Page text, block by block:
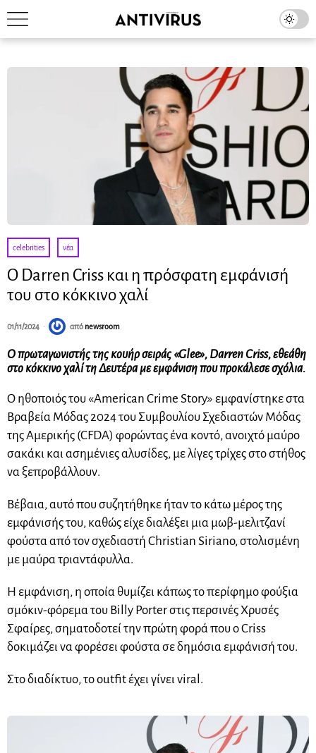
celebrities · νέα
Ο Darren Criss και η πρόσφατη εμφάνισή
του στο κόκκινο χαλί
01/11/2024 από newsroom
Ο πρωταγωνιστής της κουήρ σειράς «Glee», Darren Criss, εθεάθη
στο κόκκινο χαλί τη Δευτέρα με εμφάνιση που προκάλεσε σχόλια.
Ο ηθοποιός του «American Crime Story» εμφανίστηκε στα
Βραβεία Μόδας 2024 του Συμβουλίου Σχεδιαστών Μόδας
της Αμερικής (CFDA) φορώντας ένα κοντό, ανοιχτό μαύρο
σακάκι και ασημένιες αλυσίδες, με λίγες τρίχες στο στήθος
να ξεπροβάλλουν.
Βέβαια, αυτό που συζητήθηκε ήταν το κάτω μέρος της
εμφάνισής του, καθώς είχε διαλέξει μια μωβ-μελιτζανί
φούστα από τον σχεδιαστή Christian Siriano, στολισμένη
με μαύρα τριαντάφυλλα.
Η εμφάνιση, η οποία θυμίζει κάπως το περίφημο φούξια
σμόκιν-φόρεμα του Billy Porter στις περσινές Χρυσές
Σφαίρες, σηματοδοτεί την πρώτη φορά που ο Criss
δοκιμάζει να φορέσει φούστα σε δημόσια εμφάνισή του.
Στο διαδίκτυο, το outfit έχει γίνει viral.